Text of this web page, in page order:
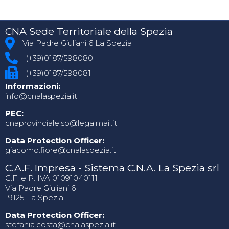
CNA Sede Territoriale della Spezia
Via Padre Giuliani 6 La Spezia
(+39)0187/598080
(+39)0187/598081
Informazioni:
info@cnalaspezia.it
PEC:
cnaprovinciale.sp@legalmail.it
Data Protection Officer:
giacomo.fiore@cnalaspezia.it
C.A.F. Impresa - Sistema C.N.A. La Spezia srl
C.F. e P. IVA 01091040111
Via Padre Giuliani 6
19125 La Spezia
Data Protection Officer:
stefania.costa@cnalaspezia.it